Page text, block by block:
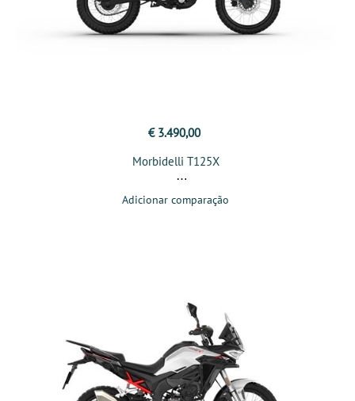
€ 3.490,00
Morbidelli T125X
Adicionar comparação